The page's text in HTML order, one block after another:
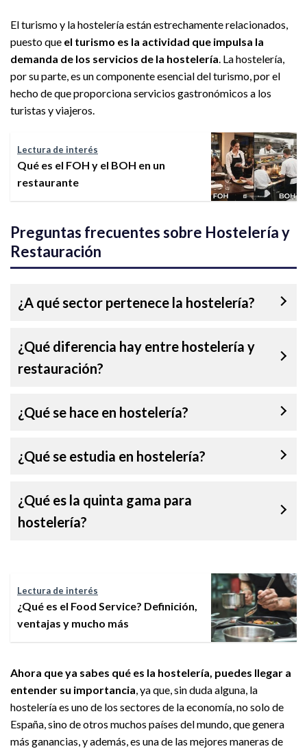
El turismo y la hostelería están estrechamente relacionados,
puesto que el turismo es la actividad que impulsa la
demanda de los servicios de la hostelería . La hostelería,
por su parte, es un componente esencial del turismo, por el
hecho de que proporciona servicios gastronómicos a los
turistas y viajeros.
Lectura de interés
Qué es el FOH y el BOH en un
restaurante
Preguntas frecuentes sobre Hostelería y
Restauración
¿A qué sector pertenece la hostelería?
¿Qué diferencia hay entre hostelería y
restauración?
¿Qué se hace en hostelería?
¿Qué se estudia en hostelería?
¿Qué es la quinta gama para
hostelería?
Lectura de interés
¿Qué es el Food Service? Definición,
ventajas y mucho más
Ahora que ya sabes qué es la hostelería, puedes llegar a
entender su importancia, ya que, sin duda alguna, la
hostelería es uno de los sectores de la economía, no solo de
España, sino de otros muchos países del mundo, que genera
más ganancias, y además, es una de las mejores maneras de